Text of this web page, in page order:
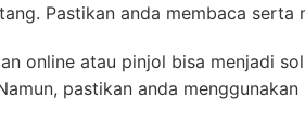
Pastikan anda membaca
online atau pinjol bisa menjadi
pastikan anda